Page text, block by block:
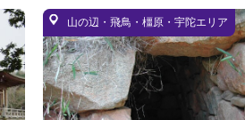
山の辺・飛鳥・橿原・宇陀エリア